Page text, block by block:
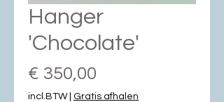
Hanger
'Chocolate'
€ 350,00
incl.BTW Gratis afhalen